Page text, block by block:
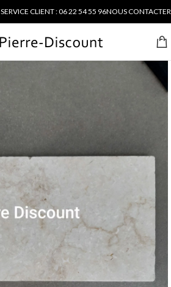
SERVICE CLIENT : 06 22 54 55 96NOUS CONTACTER